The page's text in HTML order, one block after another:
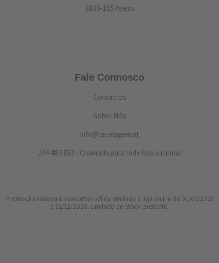
3800-165 Aveiro
Fale Connosco
Contactos
Sobre Nós
info@tecelagem.pt
234 483 853 - Chamada para rede fixa nacional
Promoção relativa à newsletter válida em toda a loja online de 01/01/2025
a 31/12/2026. Limitado ao stock existente.